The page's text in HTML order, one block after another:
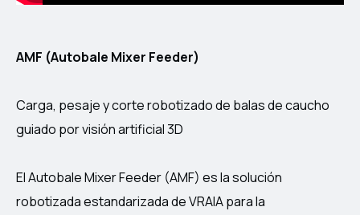
AMF (Autobale Mixer Feeder)
Carga, pesaje y corte robotizado de balas de caucho
guiado por visión artificial 3D
El Autobale Mixer Feeder (AMF) es la solución
robotizada estandarizada de VRAIA para la